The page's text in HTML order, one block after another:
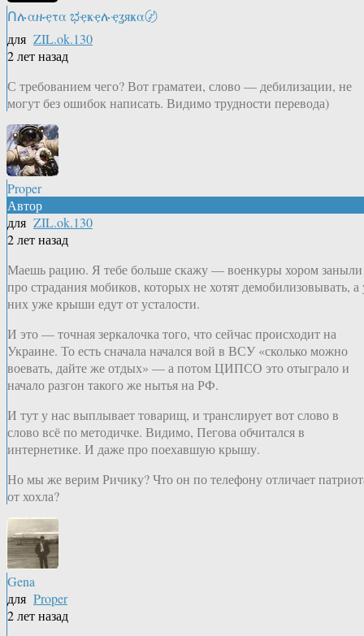
Ոሉαዙҿτα ಭҿҝҿሉҿʓяҝα〄
для ZIL.ok.130
2 лет назад
С требованием чего? Вот граматеи, слово — дебилизации, не
могут без ошибок написать. Видимо трудности перевода)
Proper
Автор
для ZIL.ok.130
2 лет назад
Маешь рацию. Я тебе больше скажу — военкуры хором заныли
про страдания мобиков, которых не хотят демобилизовывать, а
них уже крыши едут от усталости.
И это — точная зеркалочка того, что сейчас происходит на
Украине. То есть сначала начался вой в ВСУ «сколько можно
воевать, дайте же отдых» — а потом ЦИПСО это отыграло и
начало разгон такого же нытья на РФ.
И тут у нас выплывает товарищ, и транслирует вот слово в
слово всё по методичке. Видимо, Пегова обчитался в
интернетике. И даже про поехавшую крышу.
Но мы же верим Ричику? Что он по телефону отличает
от хохла?
Gena
для Proper
2 лет назад